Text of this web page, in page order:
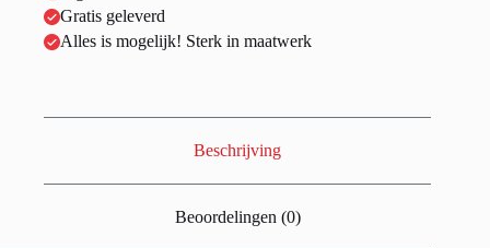
Gratis geleverd
Alles is mogelijk! Sterk in maatwerk
Beschrijving
Beoordelingen (0)